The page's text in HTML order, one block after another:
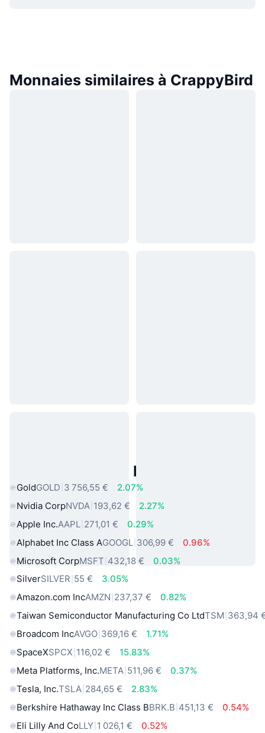
Monnaies similaires à CrappyBird
Actifs du Monde Réel Populaires
GoldGOLD 3 756,55 €
2.07%
Nvidia CorpNVDA 193,62 €
2.27%
Apple Inc.AAPL 271,01 €
0.29%
Alphabet Inc Class AGOOGL 306,99 €
0.96%
Microsoft CorpMSFT 432,18 €
0.03%
SilverSILVER 55 €
3.05%
Amazon.com IncAMZN 237,37 €
0.82%
Taiwan Semiconductor Manufacturing Co LtdTSM 363,94
Broadcom IncAVGO 369,16 €
1.71%
SpaceXSPCX 116,02 €
15.83%
Meta Platforms, Inc.META 511,96 €
0.37%
Tesla, Inc.TSLA 284,65 €
2.83%
Berkshire Hathaway Inc Class BBRK.B 451,13 €
0.54%
Eli Lilly And CoLLY 1 026,1 €
0.52%